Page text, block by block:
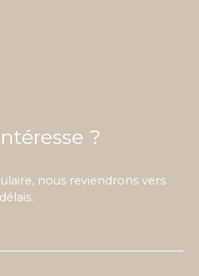
?
nous reviendrons vers